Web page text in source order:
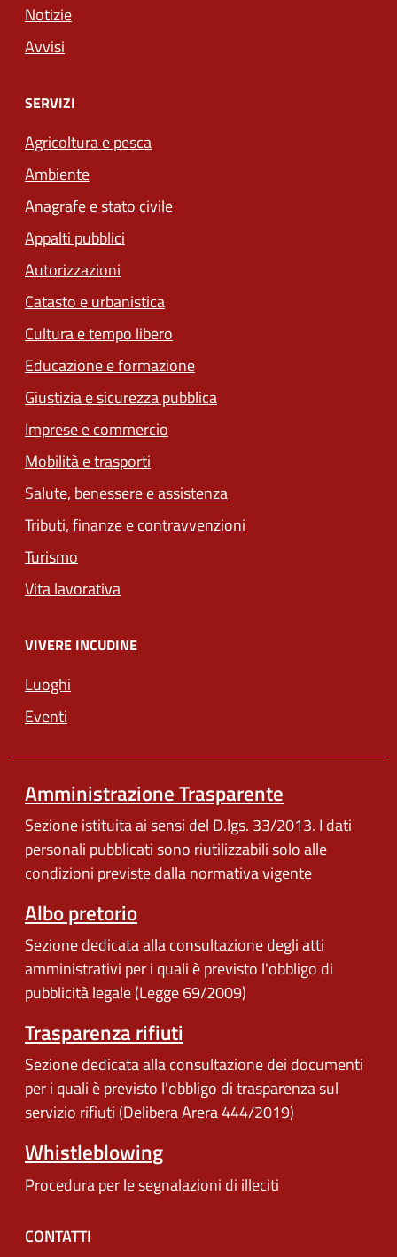
Notizie
Avvisi
SERVIZI
Agricoltura e pesca
Ambiente
Anagrafe e stato civile
Appalti pubblici
Autorizzazioni
Catasto e urbanistica
Cultura e tempo libero
Educazione e formazione
Giustizia e sicurezza pubblica
Imprese e commercio
Mobilità e trasporti
Salute, benessere e assistenza
Tributi, finanze e contravvenzioni
Turismo
Vita lavorativa
VIVERE INCUDINE
Luoghi
Eventi
Amministrazione Trasparente
Sezione istituita ai sensi del D.lgs. 33/2013. I dati
personali pubblicati sono riutilizzabili solo alle
condizioni previste dalla normativa vigente
Albo pretorio
Sezione dedicata alla consultazione degli atti
amministrativi per i quali è previsto l'obbligo di
pubblicità legale (Legge 69/2009)
Trasparenza rifiuti
Sezione dedicata alla consultazione dei documenti
per i quali è previsto l'obbligo di trasparenza sul
servizio rifiuti (Delibera Arera 444/2019)
Whistleblowing
Procedura per le segnalazioni di illeciti
CONTATTI